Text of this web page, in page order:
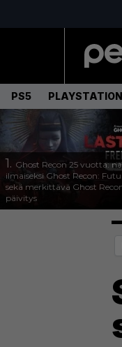
PS5
1. Ghost Recon 25 vuotta:
ilmaiseksi Ghost Recon:
sekä merkittävä Ghost
päivitys